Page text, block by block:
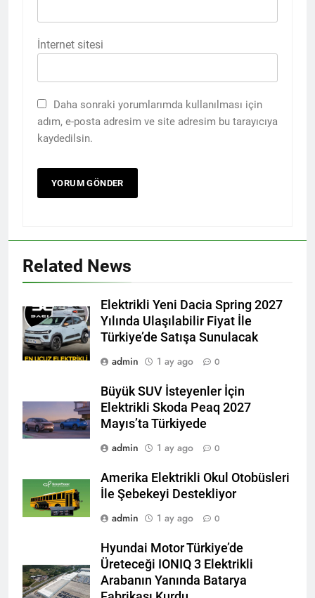
İnternet sitesi
Daha sonraki yorumlarımda kullanılması için
adım, e-posta adresim ve site adresim bu tarayıcıya
kaydedilsin.
Related News
Elektrikli Yeni Dacia Spring 2027
Yılında Ulaşılabilir Fiyat İle
Türkiye’de Satışa Sunulacak
admin
1 ay ago 0
Büyük SUV İsteyenler İçin
Elektrikli Skoda Peaq 2027
Mayıs’ta Türkiyede
admin
1 ay ago 0
Amerika Elektrikli Okul Otobüsleri
İle Şebekeyi Destekliyor
admin
1 ay ago 0
Hyundai Motor Türkiye’de
Üreteceği IONIQ 3 Elektrikli
Arabanın Yanında Batarya